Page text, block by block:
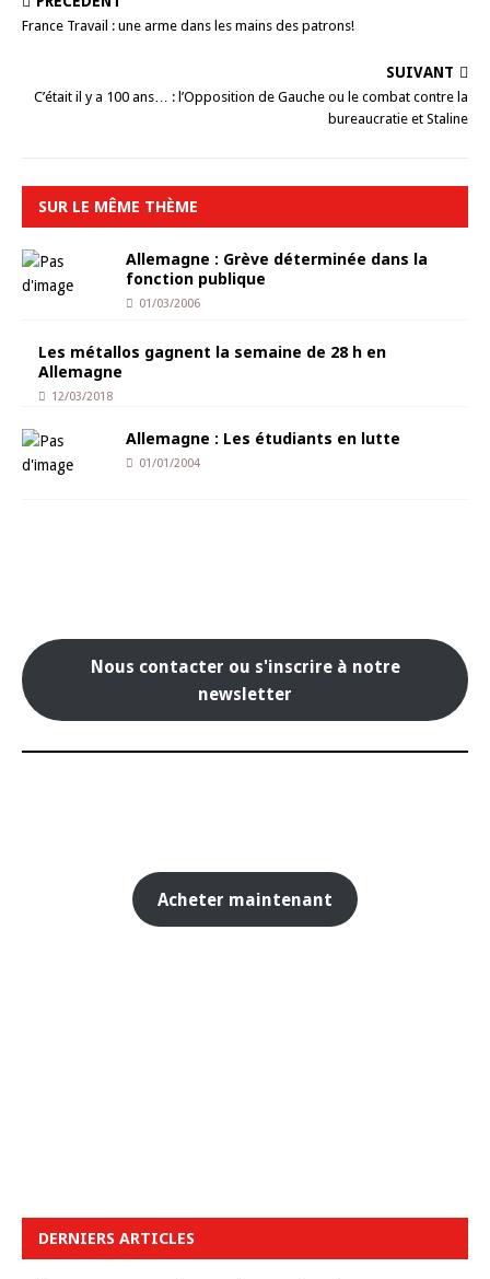
France Travail : une arme dans les mains des patrons!
SUIVANT
C’était il y a 100 ans… : l’Opposition de Gauche ou le combat contre la
bureaucratie et Staline
SUR LE MÊME THÈME
Allemagne : Grève déterminée dans la
fonction publique
01/03/2006
Les métallos gagnent la semaine de 28 h en
Allemagne
12/03/2018
Allemagne : Les étudiants en lutte
01/01/2004
Nous contacter ou s'inscrire à notre
newsletter
Acheter maintenant
DERNIERS ARTICLES